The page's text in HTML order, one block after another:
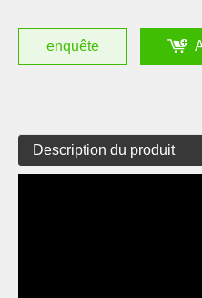
enquête
Description du produit